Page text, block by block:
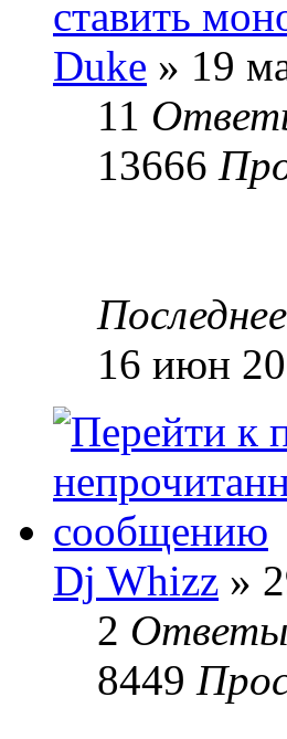
ставить
Duke » 19
11
13666
16 июн
Dj Whizz »
2 Ответы
8449